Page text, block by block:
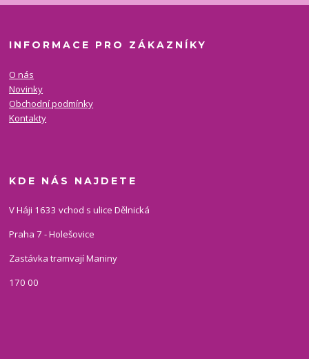
INFORMACE PRO ZÁKAZNÍKY
O nás
Novinky
Obchodní podmínky
Kontakty
KDE NÁS NAJDETE
V Háji 1633 vchod s ulice Dělnická
Praha 7 - Holešovice
Zastávka tramvají Maniny
170 00